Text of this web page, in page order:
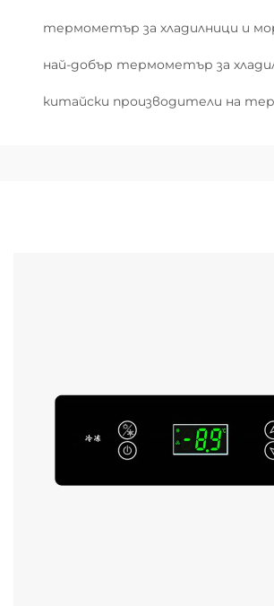
термометър за хладилници и
най-добър термометър за
китайски производители на